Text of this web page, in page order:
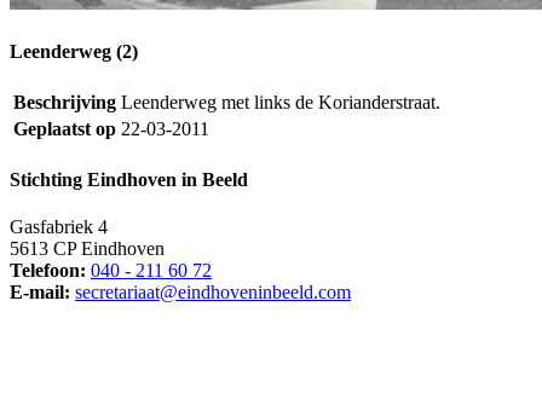
Leenderweg (2)
Beschrijving Leenderweg met links de Korianderstraat.
Geplaatst op 22-03-2011
Stichting Eindhoven in Beeld
Gasfabriek 4
5613 CP Eindhoven
Telefoon: 040 - 211 60 72
E-mail: secretariaat@eindhoveninbeeld.com